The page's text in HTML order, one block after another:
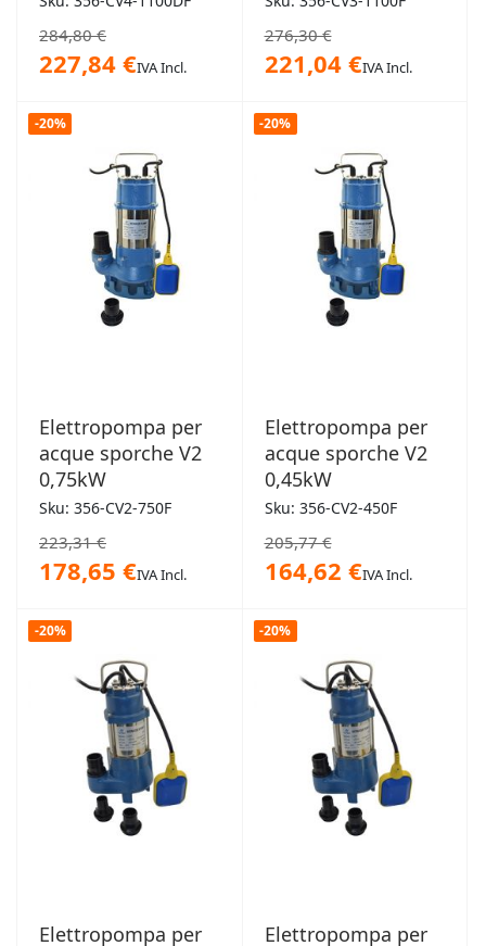
284,80 €
227,84 €IVA Incl.
276,30 €
221,04 €IVA Incl.
-20%
Elettropompa per
acque sporche V2
0,75kW
Sku: 356-CV2-750F
223,31 €
178,65 €IVA Incl.
-20%
Elettropompa per
acque sporche V2
0,45kW
Sku: 356-CV2-450F
205,77 €
164,62 €IVA Incl.
-20%
Elettropompa per
-20%
Elettropompa per